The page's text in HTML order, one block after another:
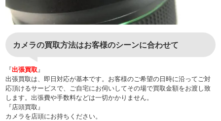
カメラの買取方法はお客様のシーンに合わせて
『出張買取 』
出張買取は、即日対応が基本です。お客様のご希望の日時に沿ってご対
応頂けるサービスで、ご自宅にお伺いしてその場で買取金額をお渡し致
します。出張費や手数料などは一切かかりません。
『店頭買取』
カメラを店頭にお持ちください。